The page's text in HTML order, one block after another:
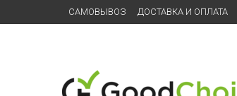
САМОВЫВОЗ ДОСТАВКА И ОПЛАТА